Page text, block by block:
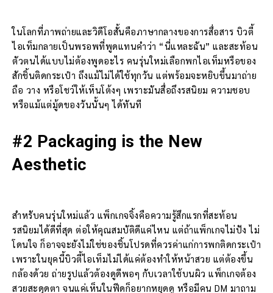
ในโลกที่ภาพถ่ายและวิดีโอสั้นคือภาษากลางของการสื่อสาร บิวตี้
ไอเท็มกลายเป็นพรอพที่พูดแทนคำว่า “นี่แหละฉัน” และสะท้อน
ตัวตนได้แบบไม่ต้องพูดอะไร คนรุ่นใหม่เลือกพกไอเท็มหรือของ
สักชิ้นติดกระเป๋า ถึงแม้ไม่ได้ใช้ทุกวัน แต่พร้อมจะหยิบขึ้นมาถ่าย
ถือ วาง หรือโชว์ให้เห็นโต้งๆ เพราะมันสื่อถึงรสนิยม ความชอบ
หรือแม้แต่มู้ดของวันนั้นๆ ได้ทันที
#2 Packaging is the New
Aesthetic
สำหรับคนรุ่นใหม่แล้ว แพ็กเกจจิ้งคือความรู้สึกแรกที่สะท้อน
รสนิยมได้ดีที่สุด ต่อให้คุณสมบัติดีแค่ไหน แต่ถ้าแพ็กเกจไม่ปัง ไม่
โดนใจ ก็อาจจะยังไม่ใช่ของชิ้นโปรดที่ควรค่าแก่การพกติดกระเป๋า
เพราะในยุคนี้บิวตี้ไอเท็มไม่ได้แค่ต้องทำให้หน้าสวย แต่ต้องขึ้น
กล้องด้วย ถ่ายรูปแล้วต้องดูดีพอๆ กับเวลาใช้บนผิว แพ็กเกจต้อง
สวยสะดุดตา จนแค่เห็นในฟีดก็อยากหยุดดู หรือมีคน DM มาถาม